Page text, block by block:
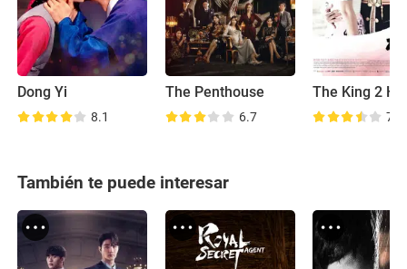
Dong Yi
8.1
The Penthouse
6.7
The King 2
7.6
También te puede interesar